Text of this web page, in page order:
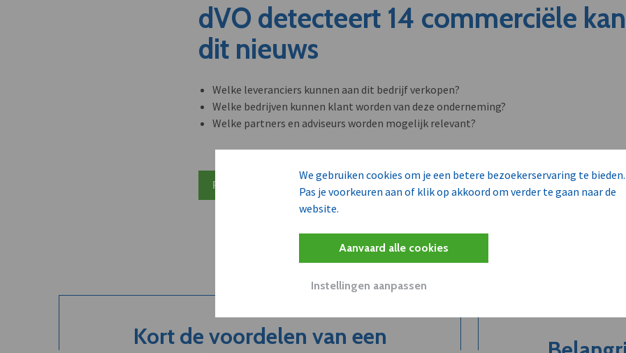
We gebruiken cookies om je een betere bezoekerservaring te bieden.
Pas je voorkeuren aan of klik op akkoord om verder te gaan naar de
website.
Aanvaard alle cookies
Instellingen aanpassen
dVO detecteert 14 commerciële
dit nieuws
Welke leveranciers kunnen aan dit bedrijf verkopen?
Welke bedrijven kunnen klant worden van deze onderneming?
Welke partners en adviseurs worden mogelijk relevant?
Plan 20 min inzicht
Kort de voordelen van een